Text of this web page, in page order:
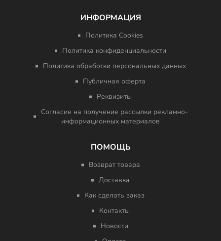
ИНФОРМАЦИЯ
Политика Cookies
Политика конфиденциальности
Политика обработки персональных данных
Публичная оферта
Реквизиты
Согласие на получение рассылки рекламно-
информационных материалов
ПОМОЩЬ
Возврат товара
Доставка
Как сделать заказ
Контакты
Новости